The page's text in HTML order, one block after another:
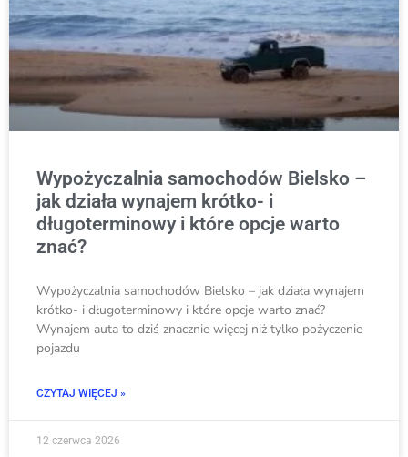
Wypożyczalnia samochodów Bielsko –
jak działa wynajem krótko- i
długoterminowy i które opcje warto
znać?
Wypożyczalnia samochodów Bielsko – jak działa wynajem
krótko- i długoterminowy i które opcje warto znać?
Wynajem auta to dziś znacznie więcej niż tylko pożyczenie
pojazdu
CZYTAJ WIĘCEJ »
12 czerwca 2026